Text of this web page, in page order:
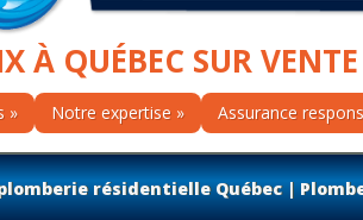
À QUÉBEC SUR
Notre expertise Assurance
résidentielle Québec |